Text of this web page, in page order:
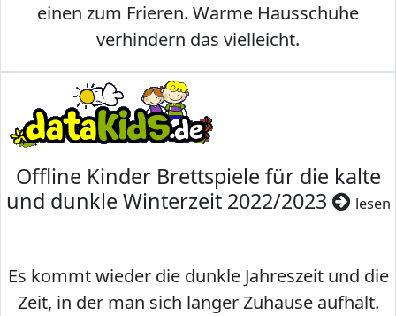
einen zum Frieren. Warme Hausschuhe
verhindern das vielleicht.
Offline Kinder Brettspiele für die kalte
und dunkle Winterzeit 2022/2023
lesen
Es kommt wieder die dunkle Jahreszeit und die
Zeit, in der man sich länger Zuhause aufhält.